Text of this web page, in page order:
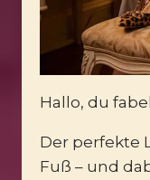
Hallo, du
Der perfekte
Fuß – und